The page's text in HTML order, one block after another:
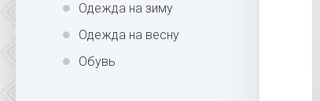
Одежда на зиму
Одежда на весну
Обувь